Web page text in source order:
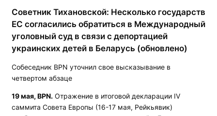
Советник Тихановской: Несколько государств
ЕС согласились обратиться в Международный
уголовный суд в связи с депортацией
украинских детей в Беларусь (обновлено)
Собеседник BPN уточнил свое высказывание в
четвертом абзаце
19 мая, BPN. Отражение в итоговой декларации IV
саммита Совета Европы (16-17 мая, Рейкьявик)